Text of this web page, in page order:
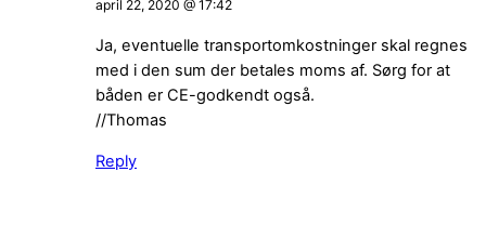
april 22, 2020 @ 17:42
Ja, eventuelle transportomkostninger skal regnes
med i den sum der betales moms af. Sørg for at
båden er CE-godkendt også.
//Thomas
Reply